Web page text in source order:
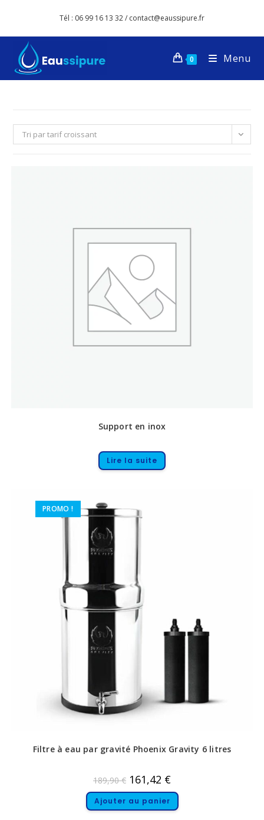
Tél : 06 99 16 13 32 / contact@eaussipure.fr
0 Menu
Tri par tarif croissant
Support en inox
Lire la suite
PROMO !
Filtre à eau par gravité Phoenix Gravity 6 litres
189,90€ 161,42 €
Ajouter au panier